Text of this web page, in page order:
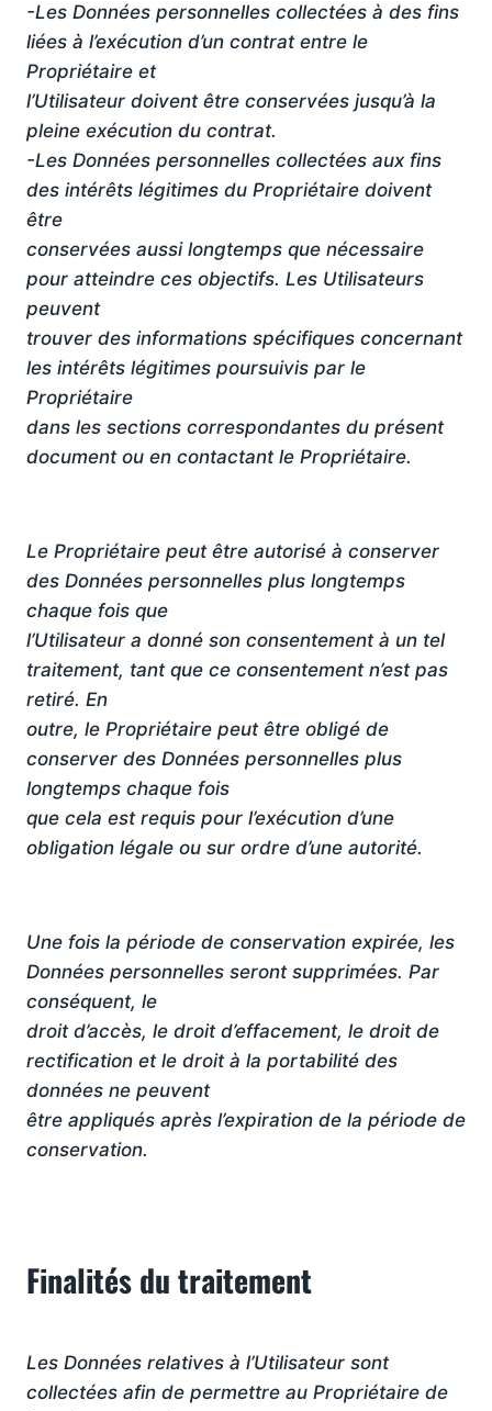
-Les Données personnelles collectées à des fins
liées à l’exécution d’un contrat entre le
Propriétaire et
l’Utilisateur doivent être conservées jusqu’à la
pleine exécution du contrat.
-Les Données personnelles collectées aux fins
des intérêts légitimes du Propriétaire doivent
être
conservées aussi longtemps que nécessaire
pour atteindre ces objectifs. Les Utilisateurs
peuvent
trouver des informations spécifiques concernant
les intérêts légitimes poursuivis par le
Propriétaire
dans les sections correspondantes du présent
document ou en contactant le Propriétaire.
Le Propriétaire peut être autorisé à conserver
des Données personnelles plus longtemps
chaque fois que
l’Utilisateur a donné son consentement à un tel
traitement, tant que ce consentement n’est pas
retiré. En
outre, le Propriétaire peut être obligé de
conserver des Données personnelles plus
longtemps chaque fois
que cela est requis pour l’exécution d’une
obligation légale ou sur ordre d’une autorité.
Une fois la période de conservation expirée, les
Données personnelles seront supprimées. Par
conséquent, le
droit d’accès, le droit d’effacement, le droit de
rectification et le droit à la portabilité des
données ne peuvent
être appliqués après l’expiration de la période de
conservation.
Finalités du traitement
Les Données relatives à l’Utilisateur sont
collectées afin de permettre au Propriétaire de